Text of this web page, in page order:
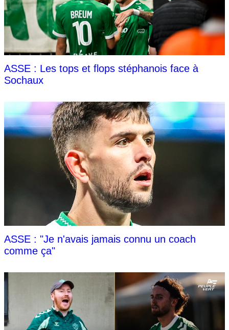
ASSE : Les tops et flops stéphanois face à
Sochaux
ASSE : "Je n'avais jamais connu un coach
comme ça"